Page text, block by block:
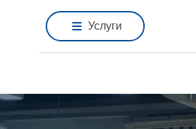
Услуги